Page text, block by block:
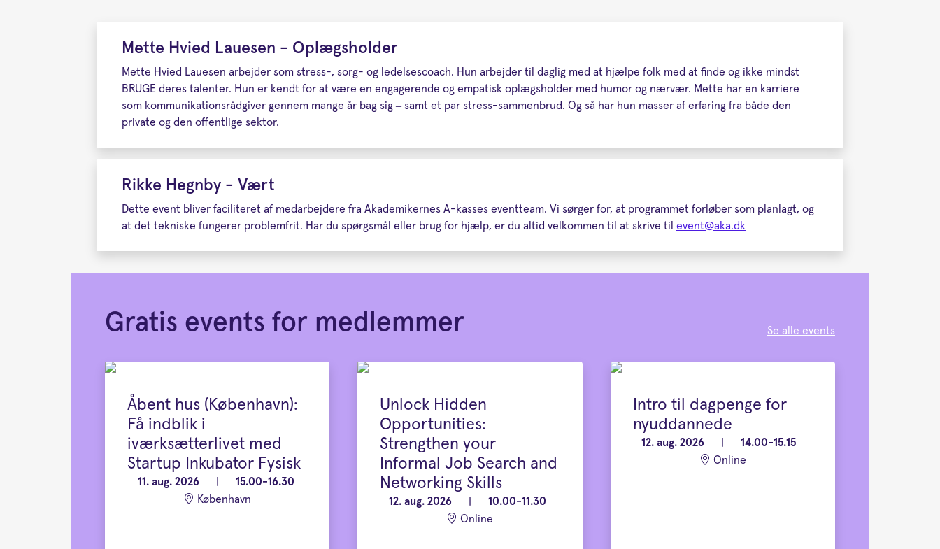
Mette Hvied Lauesen - Oplægsholder
Mette Hvied Lauesen arbejder som stress-, sorg- og ledelsescoach. Hun arbejder til daglig med at hjælpe folk med at finde og ikke mindst
BRUGE deres talenter. Hun er kendt for at være en engagerende og empatisk oplægsholder med humor og nærvær. Mette har en karriere
som kommunikationsrådgiver gennem mange år bag sig – samt et par stress-sammenbrud. Og så har hun masser af erfaring fra både den
private og den offentlige sektor.
Rikke Hegnby - Vært
Dette event bliver faciliteret af medarbejdere fra Akademikernes A-kasses eventteam. Vi sørger for, at programmet forløber som planlagt, og
at det tekniske fungerer problemfrit. Har du spørgsmål eller brug for hjælp, er du altid velkommen til at skrive til event@aka.dk
Gratis events for medlemmer Se alle events
Åbent hus (København):
Få indblik i
iværksætterlivet med
Startup Inkubator Fysisk
11. aug. 2026
15.00-16.30
København
Unlock Hidden
Opportunities:
Strengthen your
Informal Job Search and
Networking Skills
12. aug. 2026
10.00-11.30
Online
Intro til dagpenge for
nyuddannede
12. aug. 2026
14.00-15.15
Online